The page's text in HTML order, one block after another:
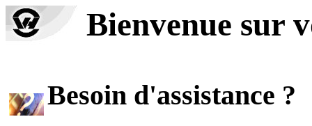
Bienvenue sur
Besoin d'assistance ?